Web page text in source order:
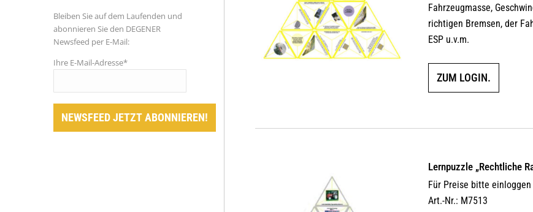
Fahrzeugmasse,
richtigen Bremsen, der
ESP u.v.m.
ZUM LOGIN.
Lernpuzzle „Rechtliche
Für Preise bitte einloggen
Art.-Nr.: M7513
Bleiben Sie auf dem Laufenden und
abonnieren Sie den DEGENER
Newsfeed per E-Mail:
Ihre E-Mail-Adresse*